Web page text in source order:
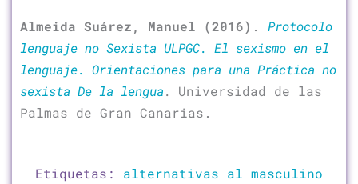
Almeida Suárez, Manuel (2016) . Protocolo
lenguaje no Sexista ULPGC. El sexismo en el
lenguaje. Orientaciones para una Práctica no
sexista De la lengua. Universidad de las
Palmas de Gran Canarias.
Etiquetas: alternativas al masculino